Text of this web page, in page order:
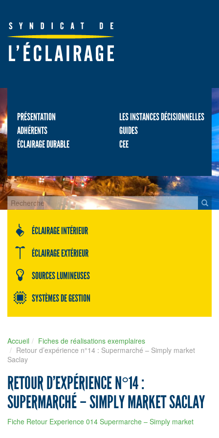
PRÉSENTATION
LES INSTANCES DÉCISIONNELLES
ADHÉRENTS
GUIDES
ÉCLAIRAGE DURABLE
CEE
ÉCLAIRAGE INTÉRIEUR
ÉCLAIRAGE EXTÉRIEUR
SOURCES LUMINEUSES
SYSTÈMES DE GESTION
Accueil
Fiches de réalisations exemplaires
Retour d’expérience n°14 : Supermarché – Simply market
Saclay
RETOUR D’EXPÉRIENCE N°14 :
SUPERMARCHÉ – SIMPLY MARKET SACLAY
Fiche Retour Experience 014 Supermarche – Simply market